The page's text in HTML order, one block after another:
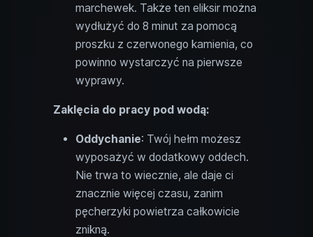
marchewek. Także ten eliksir można
wydłużyć do 8 minut za pomocą
proszku z czerwonego kamienia, co
powinno wystarczyć na pierwsze
wyprawy.
Zaklęcia do pracy pod wodą:
Oddychanie: Twój hełm możesz
wyposażyć w dodatkowy oddech.
Nie trwa to wiecznie, ale daje ci
znacznie więcej czasu, zanim
pęcherzyki powietrza całkowicie
znikną.